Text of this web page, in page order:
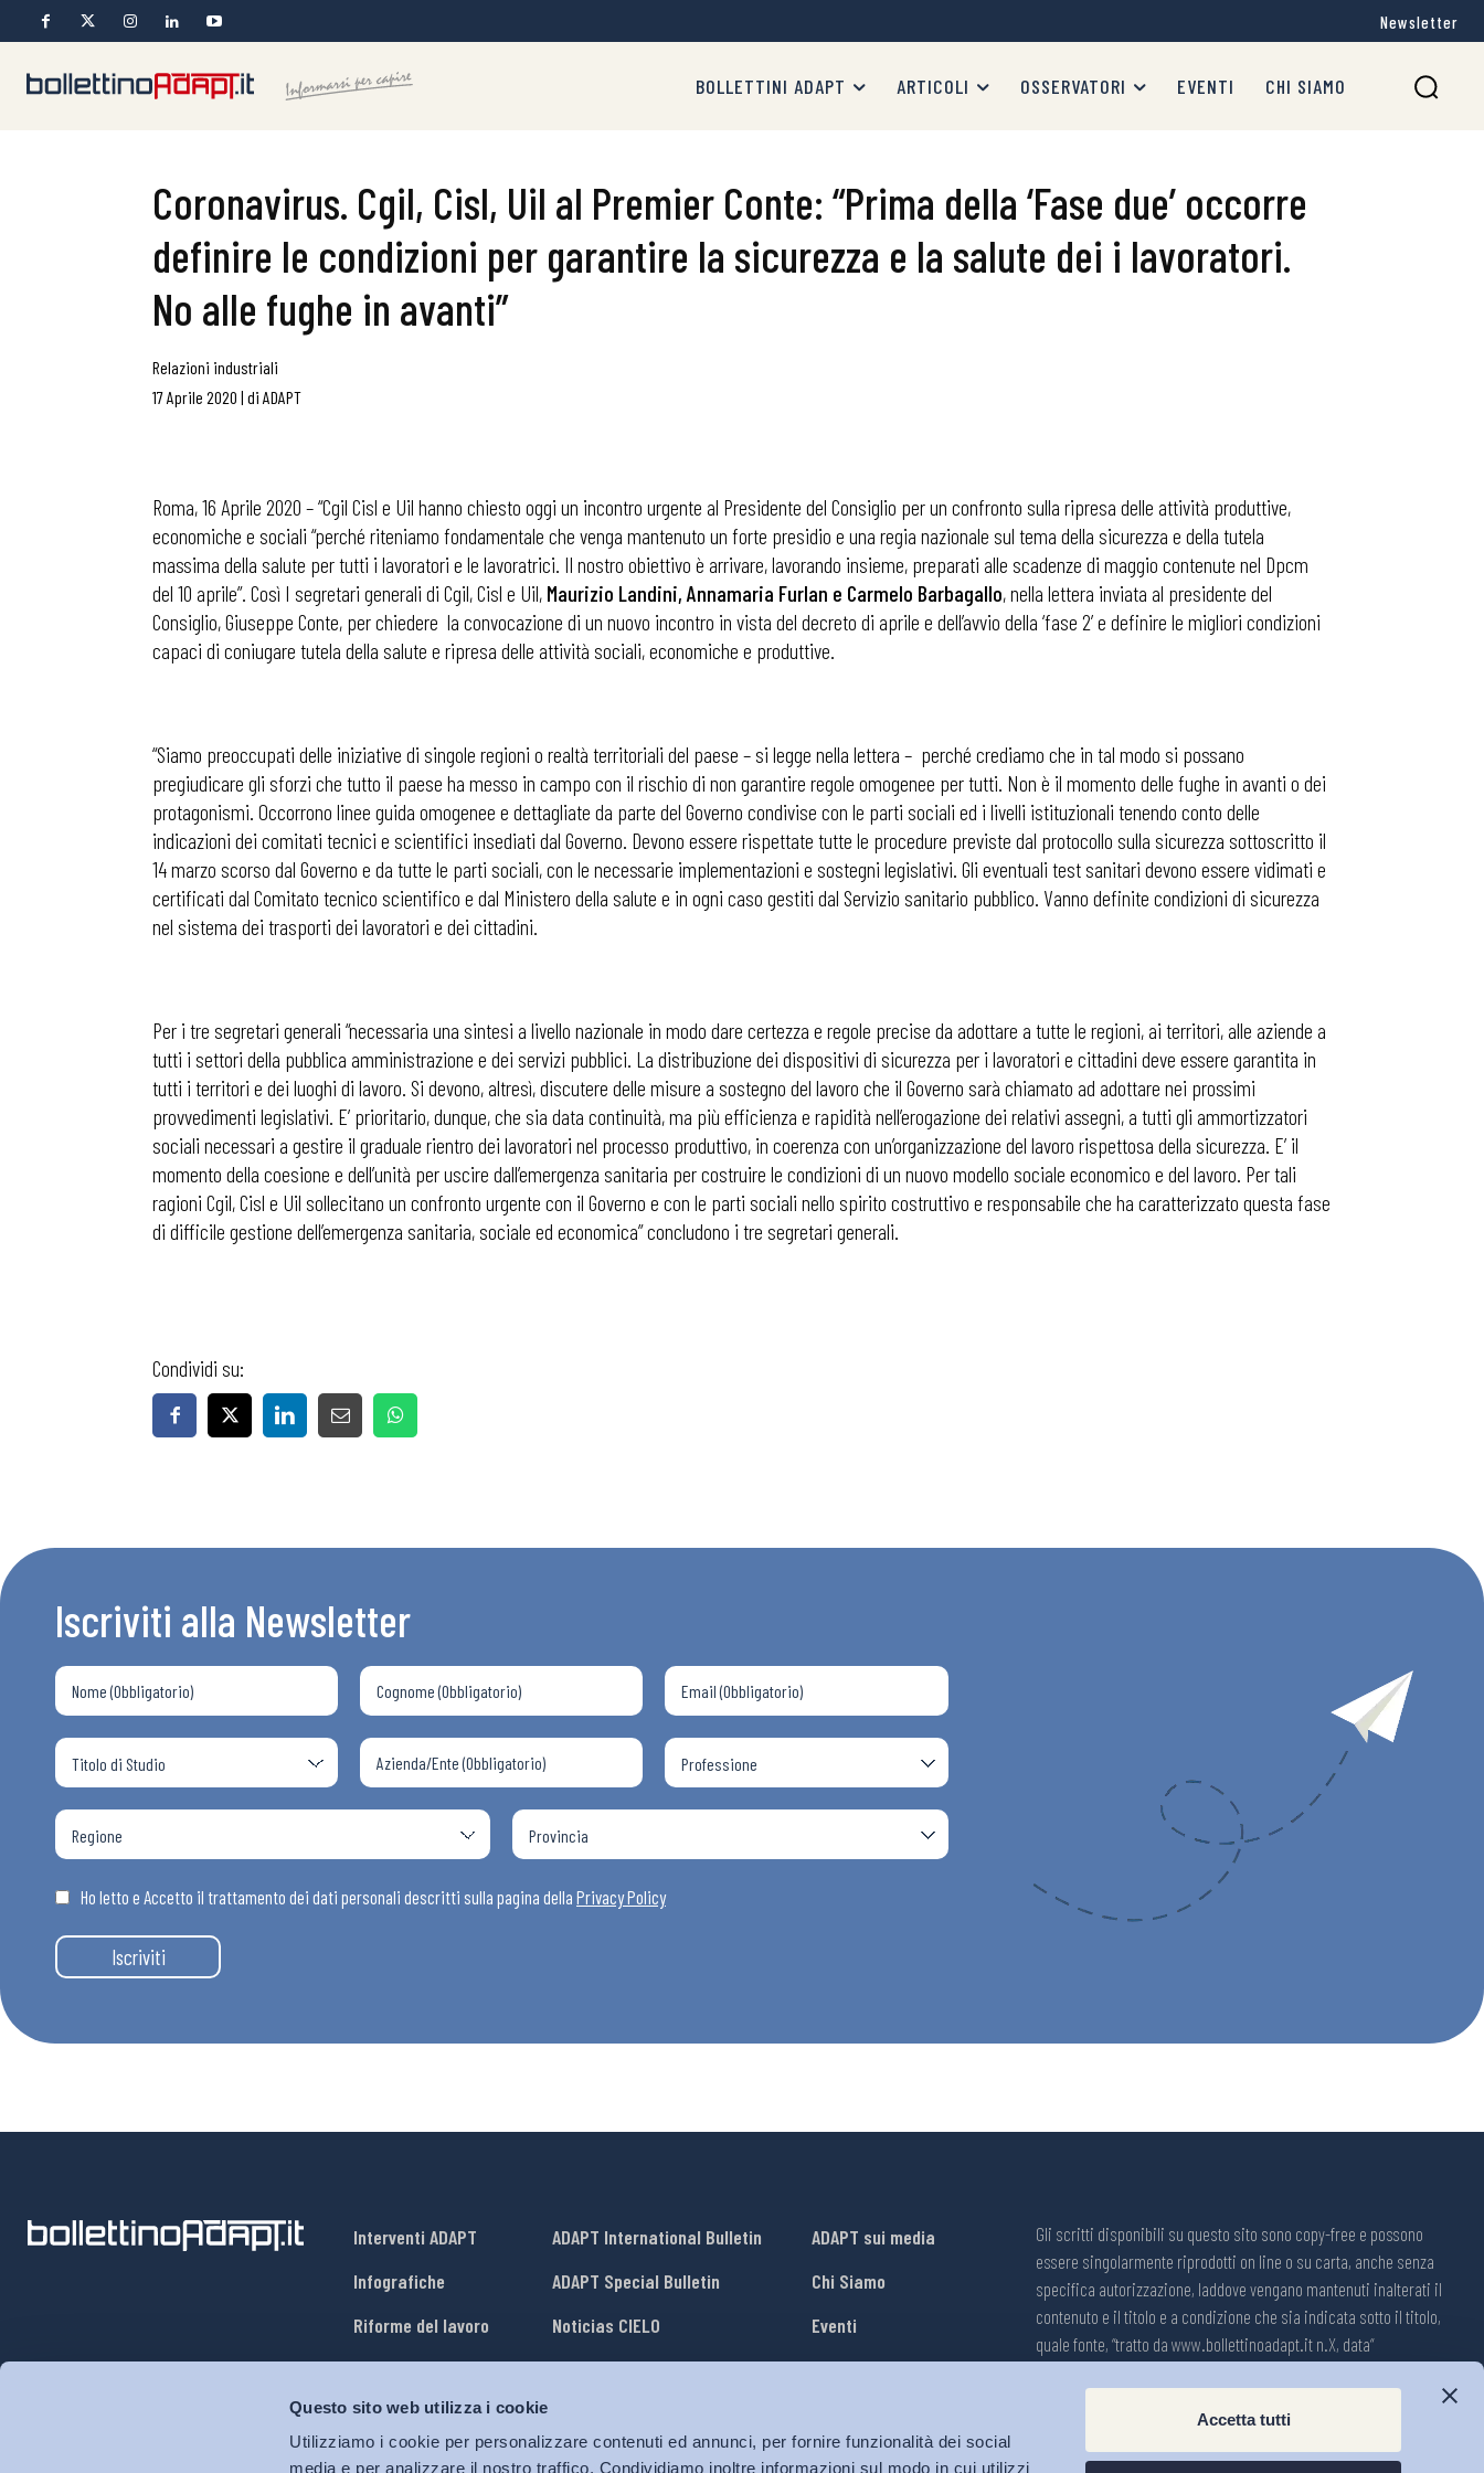
Questo sito web utilizza i cookie
Utilizziamo i cookie per personalizzare contenuti ed annunci, per fornire funzionalità dei social
media e per analizzare il nostro traffico. Condividiamo inoltre informazioni sul modo in cui utilizzi
Accetta tutti
Newsletter
BOLLETTINI ADAPT ARTICOLI OSSERVATORI EVENTI CHI SIAMO
Coronavirus. Cgil, Cisl, Uil al Premier Conte: “Prima della ‘Fase due’ occorre
definire le condizioni per garantire la sicurezza e la salute dei i lavoratori.
No alle fughe in avanti”
Relazioni industriali
17 Aprile 2020 | di ADAPT
Roma, 16 Aprile 2020 – “Cgil Cisl e Uil hanno chiesto oggi un incontro urgente al Presidente del Consiglio per un confronto sulla ripresa delle attività produttive,
economiche e sociali “perché riteniamo fondamentale che venga mantenuto un forte presidio e una regia nazionale sul tema della sicurezza e della tutela
massima della salute per tutti i lavoratori e le lavoratrici. Il nostro obiettivo è arrivare, lavorando insieme, preparati alle scadenze di maggio contenute nel Dpcm
del 10 aprile”. Così I segretari generali di Cgil, Cisl e Uil, Maurizio Landini, Annamaria Furlan e Carmelo Barbagallo, nella lettera inviata al presidente del
Consiglio, Giuseppe Conte, per chiedere la convocazione di un nuovo incontro in vista del decreto di aprile e dell’avvio della ‘fase 2’ e definire le migliori condizioni
capaci di coniugare tutela della salute e ripresa delle attività sociali, economiche e produttive.
“Siamo preoccupati delle iniziative di singole regioni o realtà territoriali del paese – si legge nella lettera – perché crediamo che in tal modo si possano
pregiudicare gli sforzi che tutto il paese ha messo in campo con il rischio di non garantire regole omogenee per tutti. Non è il momento delle fughe in avanti o dei
protagonismi. Occorrono linee guida omogenee e dettagliate da parte del Governo condivise con le parti sociali ed i livelli istituzionali tenendo conto delle
indicazioni dei comitati tecnici e scientifici insediati dal Governo. Devono essere rispettate tutte le procedure previste dal protocollo sulla sicurezza sottoscritto il
14 marzo scorso dal Governo e da tutte le parti sociali, con le necessarie implementazioni e sostegni legislativi. Gli eventuali test sanitari devono essere vidimati e
certificati dal Comitato tecnico scientifico e dal Ministero della salute e in ogni caso gestiti dal Servizio sanitario pubblico. Vanno definite condizioni di sicurezza
nel sistema dei trasporti dei lavoratori e dei cittadini.
Per i tre segretari generali “necessaria una sintesi a livello nazionale in modo dare certezza e regole precise da adottare a tutte le regioni, ai territori, alle aziende a
tutti i settori della pubblica amministrazione e dei servizi pubblici. La distribuzione dei dispositivi di sicurezza per i lavoratori e cittadini deve essere garantita in
tutti i territori e dei luoghi di lavoro. Si devono, altresì, discutere delle misure a sostegno del lavoro che il Governo sarà chiamato ad adottare nei prossimi
provvedimenti legislativi. E’ prioritario, dunque, che sia data continuità, ma più efficienza e rapidità nell’erogazione dei relativi assegni, a tutti gli ammortizzatori
sociali necessari a gestire il graduale rientro dei lavoratori nel processo produttivo, in coerenza con un’organizzazione del lavoro rispettosa della sicurezza. E’ il
momento della coesione e dell’unità per uscire dall’emergenza sanitaria per costruire le condizioni di un nuovo modello sociale economico e del lavoro. Per tali
ragioni Cgil, Cisl e Uil sollecitano un confronto urgente con il Governo e con le parti sociali nello spirito costruttivo e responsabile che ha caratterizzato questa fase
di difficile gestione dell’emergenza sanitaria, sociale ed economica” concludono i tre segretari generali.
Condividi su:
Iscriviti alla Newsletter
Ho letto e Accetto il trattamento dei dati personali descritti sulla pagina della Privacy Policy
Iscriviti
Interventi ADAPT
Infografiche
Riforme del lavoro
Mercato del lavoro
Relazioni industriali
Salute e sicurezza
ADAPT International Bulletin
ADAPT Special Bulletin
Noticias CIELO
ADAPT sui media
Chi Siamo
Eventi
Lavora con Noi
Gli scritti disponibili su questo sito sono copy-free e possono
essere singolarmente riprodotti on line o su carta, anche senza
specifica autorizzazione, laddove vengano mantenuti inalterati il
contenuto e il titolo e a condizione che sia indicata sotto il titolo,
quale fonte, “tratto da www.bollettinoadapt.it n.X, data“
Registrazione n.1609, 11 novembre 2001, Tribunale di Modena, Italia.
Direttore responsabile: Michele Tiraboschi; Direttrice ADAPT